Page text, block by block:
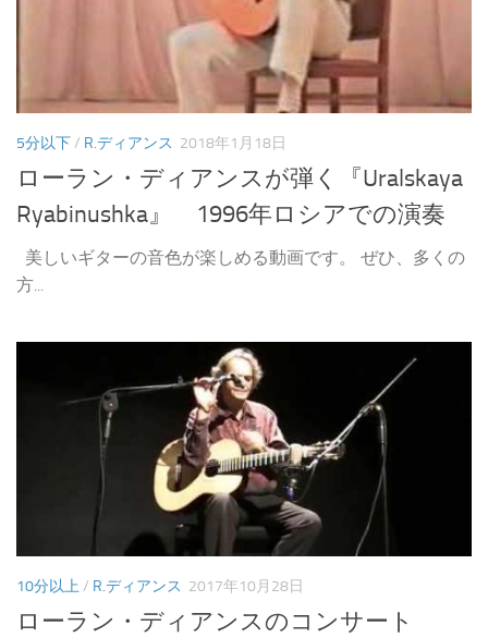
5分以下/ R.ディアンス 2018年1月18日
ローラン・ディアンスが弾く『Uralskaya
Ryabinushka』 1996年ロシアでの演奏
美しいギターの音色が楽しめる動画です。 ぜひ、多くの
方...
10分以上 / R.ディアンス 2017年10月28日
ローラン・ディアンスのコンサート